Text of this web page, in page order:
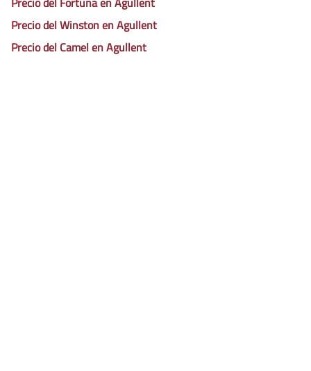
Precio del Winston en Agullent
Precio del Camel en Agullent